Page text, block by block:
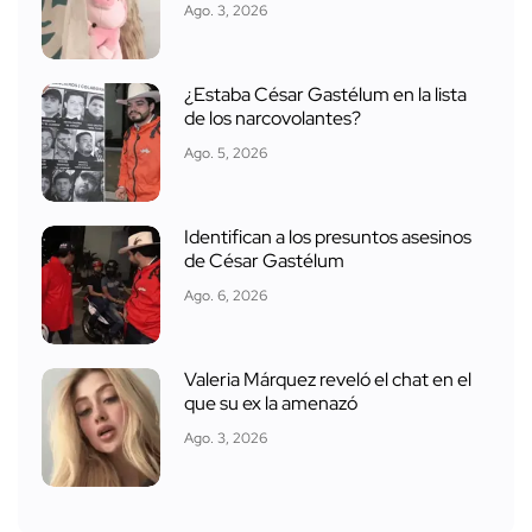
Ago. 3, 2026
¿Estaba César Gastélum en la lista
de los narcovolantes?
Ago. 5, 2026
Identifican a los presuntos asesinos
de César Gastélum
Ago. 6, 2026
Valeria Márquez reveló el chat en el
que su ex la amenazó
Ago. 3, 2026